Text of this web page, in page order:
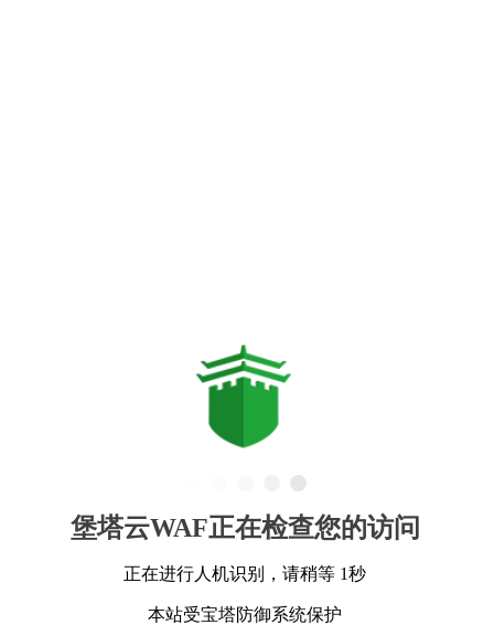
堡塔云WAF正在检查您的访问
正在进行人机识别，请稍等 1秒
本站受宝塔防御系统保护